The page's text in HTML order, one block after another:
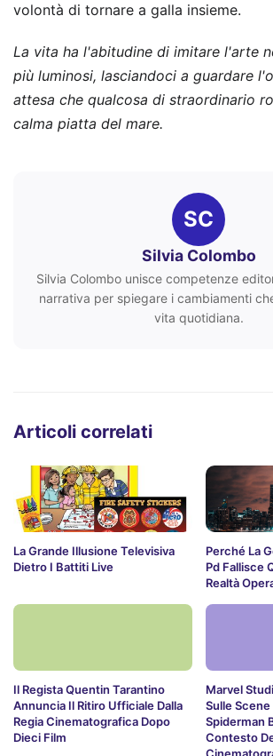
volontà di tornare a galla insieme.
La vita ha l'abitudine di imitare l'arte
più luminosi, lasciandoci a guardare
attesa che qualcosa di straordinario
calma piatta del mare.
SC
Silvia Colombo
Silvia Colombo unisce competenze
narrativa per spiegare i cambiamenti
vita quotidiana.
Articoli correlati
La Grande Illusione Televisiva
Dietro I Battiti Live
Perché La
Pd Fallisce
Realtà
Il Regista Quentin Tarantino
Annuncia Il Ritiro Ufficiale Dalla
Regia Cinematografica Dopo
Dieci Film
Marvel
Sulle
Spiderman
Contesto